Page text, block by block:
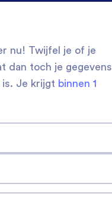
nu! Twijfel je of je
dan toch je gegevens
is. Je krijgt binnen 1